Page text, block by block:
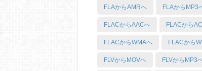
FLAからAMRへ FLAからMP3
FLACからAACへ FLACから
FLACからWMAへ FLACから
FLVからMOVへ FLVからMP3